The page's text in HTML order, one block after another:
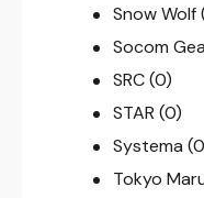
Snow Wolf
Socom
SRC (0)
STAR (0)
Systema
Tokyo